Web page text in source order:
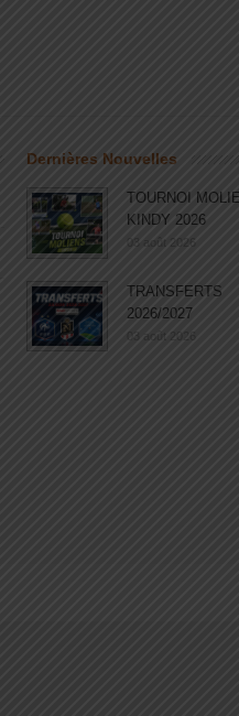
Dernières Nouvelles
TOURNOI
KINDY 2026
03 août 2026
TRANSFERTS
2026/2027
03 août 2026